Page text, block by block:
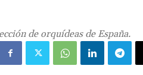
de orquídeas de España.